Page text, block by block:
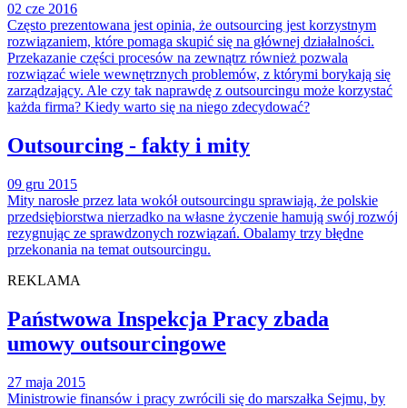
02 cze 2016
Często prezentowana jest opinia, że outsourcing jest korzystnym
rozwiązaniem, które pomaga skupić się na głównej działalności.
Przekazanie części procesów na zewnątrz również pozwala
rozwiązać wiele wewnętrznych problemów, z którymi borykają się
zarządzający. Ale czy tak naprawdę z outsourcingu może korzystać
każda firma? Kiedy warto się na niego zdecydować?
Outsourcing - fakty i mity
09 gru 2015
Mity narosłe przez lata wokół outsourcingu sprawiają, że polskie
przedsiębiorstwa nierzadko na własne życzenie hamują swój rozwój
rezygnując ze sprawdzonych rozwiązań. Obalamy trzy błędne
przekonania na temat outsourcingu.
REKLAMA
Państwowa Inspekcja Pracy zbada
umowy outsourcingowe
27 maja 2015
Ministrowie finansów i pracy zwrócili się do marszałka Sejmu, by